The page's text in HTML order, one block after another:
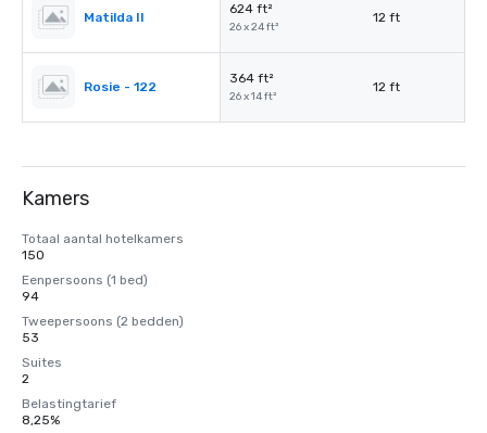
Matilda II
624 ft²
26 x 24 ft²
12 ft
Rosie - 122
364 ft²
26 x 14 ft²
12 ft
Kamers
Totaal aantal hotelkamers
150
Eenpersoons (1 bed)
94
Tweepersoons (2 bedden)
53
Suites
2
Belastingtarief
8,25%